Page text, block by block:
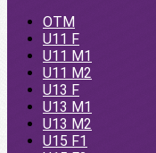
OTM
U11 F
U11 M1
U11 M2
U13 F
U13 M1
U13 M2
U15 F1